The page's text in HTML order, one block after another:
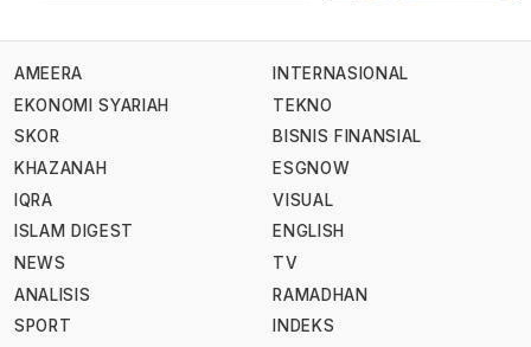
AMEERA
EKONOMI SYARIAH
SKOR
KHAZANAH
IQRA
ISLAM DIGEST
NEWS
ANALISIS
SPORT
INTERNASIONAL
TEKNO
BISNIS FINANSIAL
ESGNOW
VISUAL
ENGLISH
TV
RAMADHAN
INDEKS